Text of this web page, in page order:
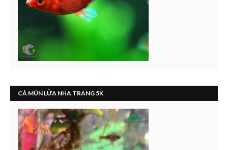
CÁ MÚN LỬA NHA TRANG 5K